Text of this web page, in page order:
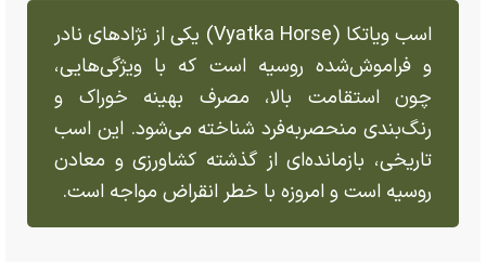
اسب ویاتکا (Vyatka Horse) یکی از نژاد‌های نادر
و فراموش‌شده روسیه است که با ویژگی‌هایی،
چون استقامت بالا، مصرف بهینه خوراک و
رنگ‌بندی منحصر‌به‌فرد شناخته می‌شود. این اسب
تاریخی، بازمانده‌ای از گذشته کشاورزی و معادن
روسیه است و امروزه با خطر انقراض مواجه است.